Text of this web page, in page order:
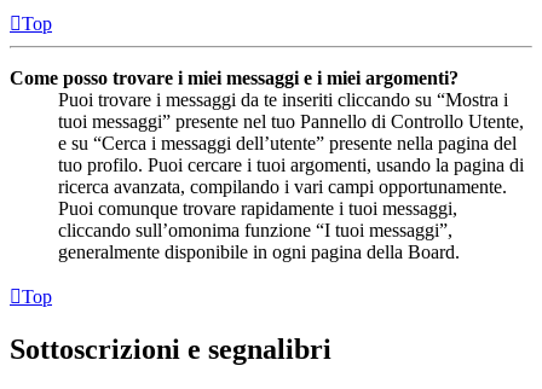
Top
Come posso trovare i miei messaggi e i miei argomenti?
Puoi trovare i messaggi da te inseriti cliccando su “Mostra i
tuoi messaggi” presente nel tuo Pannello di Controllo Utente,
e su “Cerca i messaggi dell’utente” presente nella pagina del
tuo profilo. Puoi cercare i tuoi argomenti, usando la pagina di
ricerca avanzata, compilando i vari campi opportunamente.
Puoi comunque trovare rapidamente i tuoi messaggi,
cliccando sull’omonima funzione “I tuoi messaggi”,
generalmente disponibile in ogni pagina della Board.
Top
Sottoscrizioni e segnalibri